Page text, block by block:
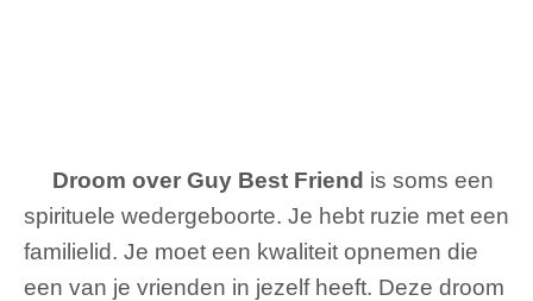
Droom over Guy Best Friend is soms een
spirituele wedergeboorte. Je hebt ruzie met een
familielid. Je moet een kwaliteit opnemen die
een van je vrienden in jezelf heeft. Deze droom